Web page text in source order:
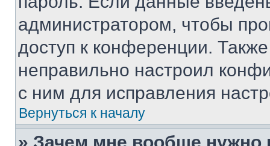
администратором, чтобы
доступ к конференции.
неправильно настроил
с ним для исправления
Вернуться к началу